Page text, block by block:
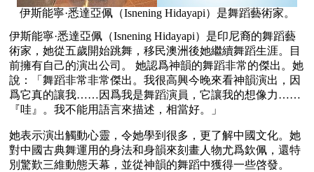
伊斯能寧·悉達亞佩（Isnening Hidayapi）是舞蹈藝術家。
伊斯能寧·悉達亞佩（Isnening Hidayapi）是印尼裔的舞蹈藝
術家，她從五歲開始跳舞，移民澳洲後她繼續舞蹈生涯。目
前擁有自己的演出公司。 她認爲神韻的舞蹈非常的傑出。她
說：「舞蹈非常非常傑出。我很高興今晚來看神韻演出，因
爲它真的讓我……因爲我是舞蹈演員，它讓我的想像力……
『哇』。我不能用語言來描述，相當好。」
她表示演出觸動心靈，令她學到很多，更了解中國文化。她
對中國古典舞運用的身法和身韻來刻畫人物尤爲欽佩，還特
別驚歎三維動態天幕，並從神韻的舞蹈中獲得一些啓發。